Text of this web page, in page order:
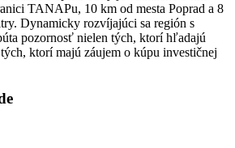
TANAPu, 10 km od mesta Poprad a 8
Dynamicky rozvíjajúci sa región s
pozornosť nielen tých, ktorí hľadajú
ktorí majú záujem o kúpu investičnej